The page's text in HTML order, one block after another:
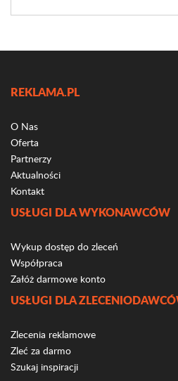
REKLAMA.PL
O Nas
Oferta
Partnerzy
Aktualności
Kontakt
USŁUGI DLA WYKONAWCÓW
Wykup dostęp do zleceń
Współpraca
Załóż darmowe konto
USŁUGI DLA
Zlecenia reklamowe
Zleć za darmo
Szukaj inspiracji